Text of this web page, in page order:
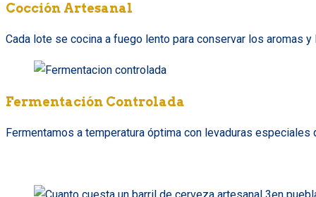
Cocción Artesanal
Cada lote se cocina a fuego lento para conservar los aromas
Fermentación Controlada
Fermentamos a temperatura óptima con levaduras especiales